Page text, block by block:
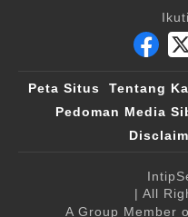
Peta Situs Tentang
Pedoman Media
| All
A Group Member